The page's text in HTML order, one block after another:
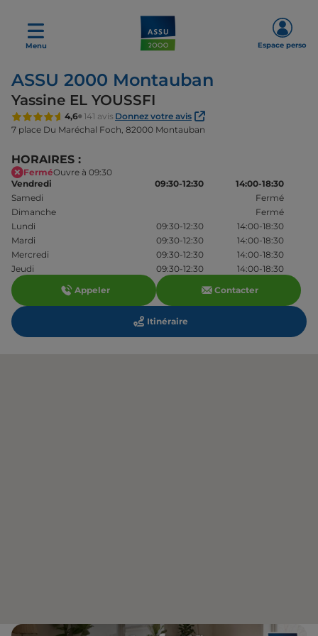
Menu Espace perso
ASSU 2000 Montauban
Yassine EL YOUSSFI
4,6 141 avis Donnez votre avis
7 place Du Maréchal Foch, 82000 Montauban
HORAIRES :
FerméOuvre à 09:30
Vendredi
09:30-12:30
14:00-18:30
Samedi
Fermé
Dimanche
Fermé
Lundi
09:30-12:30
14:00-18:30
Mardi
09:30-12:30
14:00-18:30
Mercredi
09:30-12:30
14:00-18:30
Jeudi
09:30-12:30
14:00-18:30
Appeler
Contacter
Itinéraire